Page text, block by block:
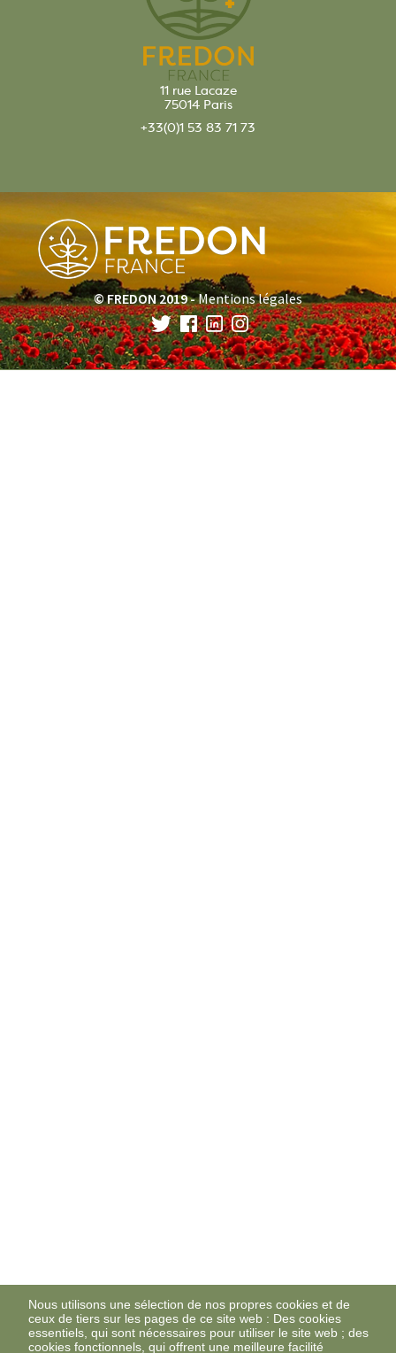
11 rue Lacaze
75014 Paris
+33(0)1 53 83 71 73
© FREDON 2019 -Mentions légales
Nous utilisons une sélection de nos propres cookies et de
ceux de tiers sur les pages de ce site web : Des cookies
essentiels, qui sont nécessaires pour utiliser le site web ; des
cookies fonctionnels, qui offrent une meilleure facilité